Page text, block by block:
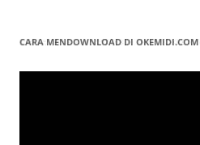
CARA MENDOWNLOAD DI OKEMIDI.COM